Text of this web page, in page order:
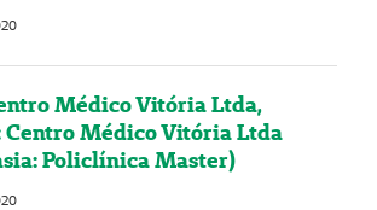
Médico Vitória Ltda,
Centro Médico Vitória Ltda
Policlínica Master)